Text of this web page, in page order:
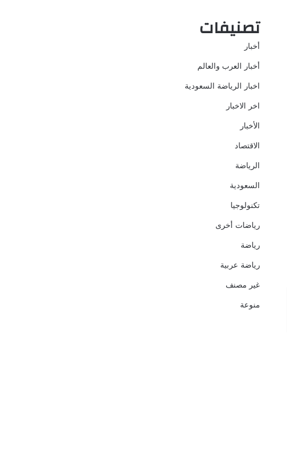
تصنيفات
أخبار
أخبار العرب والعالم
اخبار الرياضة السعودية
اخر الاخبار
الأخبار
الاقتصاد
الرياضة
السعودية
تكنولوجيا
رياضات أخرى
رياضة
رياضة عربية
غير مصنف
منوعة